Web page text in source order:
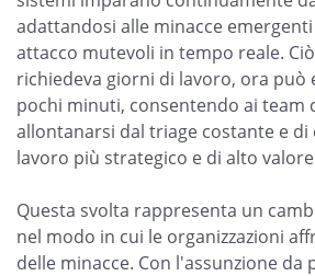
adattandosi alle minacce
attacco mutevoli in tempo reale.
richiedeva giorni di lavoro, ora può
pochi minuti, consentendo ai team
allontanarsi dal triage costante e
lavoro più strategico e di alto
Questa svolta rappresenta un
nel modo in cui le organizzazioni
delle minacce. Con l'assunzione da